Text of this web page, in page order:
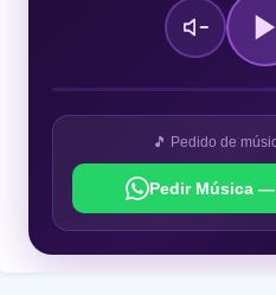
🎵 Pedido de
Pedir Música —